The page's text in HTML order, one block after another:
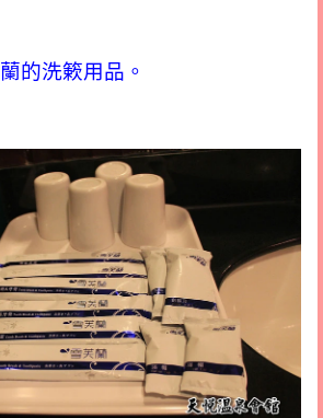
的洗簌用品。